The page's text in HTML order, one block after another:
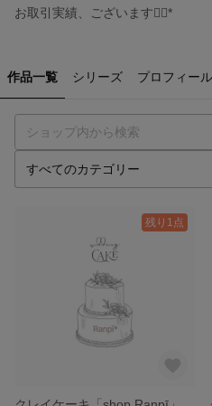
お取引実績、ございます❁⃘*
作品一覧 シリーズ プロフィール
残り1点